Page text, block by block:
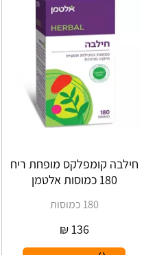
חילבה קומפלקס מופחת ריח
180 כמוסות אלטמן
180 כמוסות
136
₪